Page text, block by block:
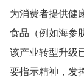
为消费者提供健
食品（例如海参
该产业转型升级
要指示精神，发